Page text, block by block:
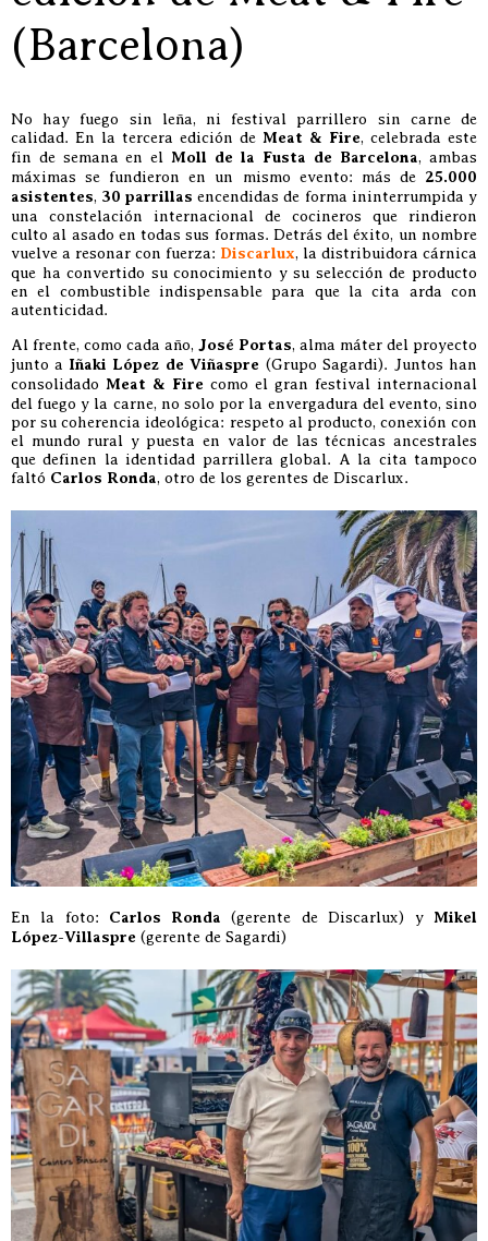
(Barcelona)
No hay fuego sin leña, ni festival parrillero sin carne de
calidad. En la tercera edición de Meat & Fire, celebrada este
fin de semana en el Moll de la Fusta de Barcelona, ambas
máximas se fundieron en un mismo evento: más de 25.000
asistentes, 30 parrillas encendidas de forma ininterrumpida y
una constelación internacional de cocineros que rindieron
culto al asado en todas sus formas. Detrás del éxito, un nombre
vuelve a resonar con fuerza: Discarlux, la distribuidora cárnica
que ha convertido su conocimiento y su selección de producto
en el combustible indispensable para que la cita arda con
autenticidad.
Al frente, como cada año, José Portas, alma máter del proyecto
junto a Iñaki López de Viñaspre (Grupo Sagardi). Juntos han
consolidado Meat & Fire como el gran festival internacional
del fuego y la carne, no solo por la envergadura del evento, sino
por su coherencia ideológica: respeto al producto, conexión con
el mundo rural y puesta en valor de las técnicas ancestrales
que definen la identidad parrillera global. A la cita tampoco
faltó Carlos Ronda, otro de los gerentes de Discarlux.
En la foto: Carlos Ronda (gerente de Discarlux) y Mikel
López-Villaspre (gerente de Sagardi)